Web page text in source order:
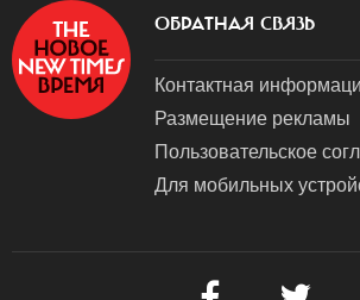
ОБРАТНАЯ СВЯЗЬ
Контактная
Размещение рекламы
Пользовательское
Для мобильных